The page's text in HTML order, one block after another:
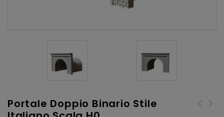
Portale Doppio Binario Stile